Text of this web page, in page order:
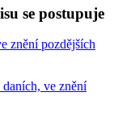
se postupuje
znění pozdějších
ve znění